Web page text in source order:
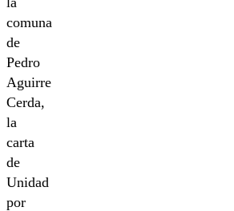
comuna
de
Pedro
Aguirre
Cerda,
la
carta
de
Unidad
por